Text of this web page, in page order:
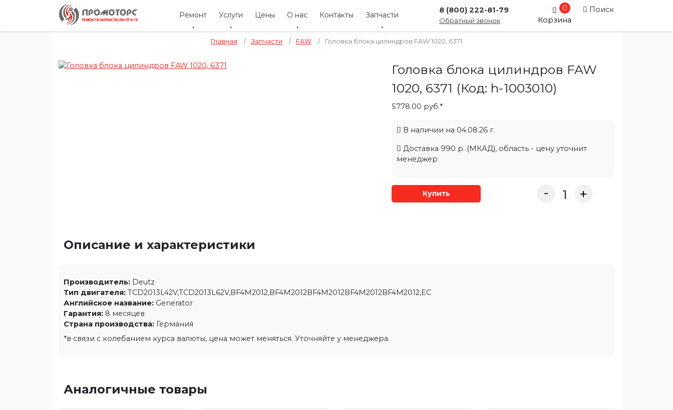
Ремонт Услуги Цены О нас Контакты Запчасти
8 (800) 222-81-79
Обратный звонок
0
Корзина
Поиск
Главная / Запчасти / FAW / Головка блока цилиндров FAW 1020, 6371
Головка блока цилиндров FAW
1020, 6371 (Код: h-1003010)
5778.00 руб.*
В наличии на 04.08.26 г.
Доставка 990 р. (МКАД), область - цену уточнит
менеджер
Купить - +
Описание и характеристики
Производитель: Deutz
Тип двигателя: TCD2013L42V,TCD2013L62V,BF4M2012,BF4M2012BF4M2012BF4M2012BF4M2012,EC
Английское название: Generator
Гарантия: 8 месяцев
Страна производства: Германия
*в связи с колебанием курса валюты, цена может меняться. Уточняйте у менеджера.
Аналогичные товары